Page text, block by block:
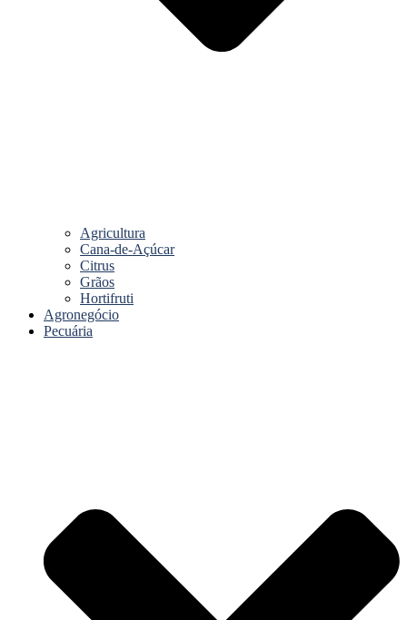
Agricultura
Cana-de-Açúcar
Citrus
Grãos
Hortifruti
Agronegócio
Pecuária